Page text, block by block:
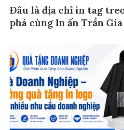
Đâu là địa chỉ in tag
phá cùng In ấn Trần Gia